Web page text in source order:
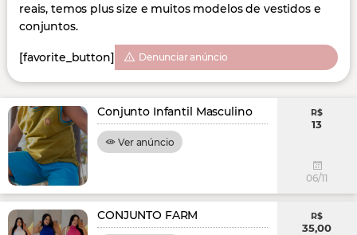
reais, temos plus size e muitos modelos de vestidos e
conjuntos.
[favorite_button] Denunciar anúncio
Conjunto Infantil Masculino
Ver anúncio
R$
13
06/11
CONJUNTO FARM R$
35,00